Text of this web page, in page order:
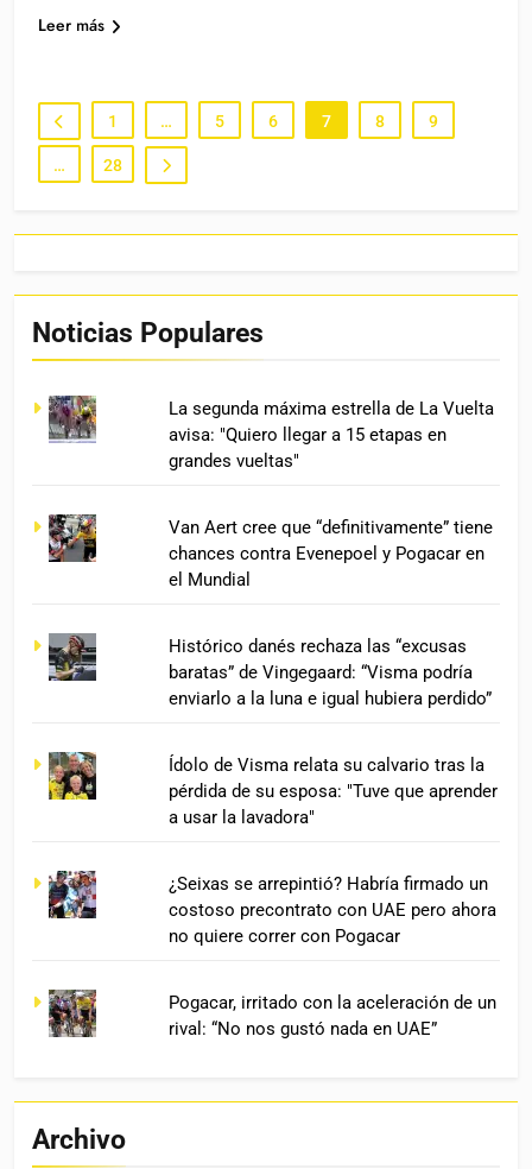
Leer más
1 … 5 6 7 8 9
… 28
Noticias Populares
La segunda máxima estrella de La Vuelta
avisa: "Quiero llegar a 15 etapas en
grandes vueltas"
Van Aert cree que “definitivamente” tiene
chances contra Evenepoel y Pogacar en
el Mundial
Histórico danés rechaza las “excusas
baratas” de Vingegaard: “Visma podría
enviarlo a la luna e igual hubiera perdido”
Ídolo de Visma relata su calvario tras la
pérdida de su esposa: "Tuve que aprender
a usar la lavadora"
¿Seixas se arrepintió? Habría firmado un
costoso precontrato con UAE pero ahora
no quiere correr con Pogacar
Pogacar, irritado con la aceleración de un
rival: “No nos gustó nada en UAE”
Archivo